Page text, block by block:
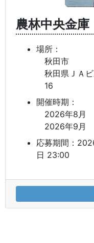
農林中央金
場所：
秋田市
秋田県ＪＡ
16
開催時期：
2026年8月
2026年9月
応募期間：
日 23:00